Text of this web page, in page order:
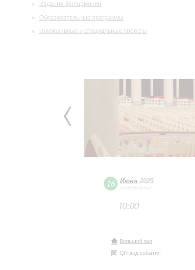
Издания филармонии
Образовательные программы
Инклюзивные и специальные проекты
16 Июня 2025
понедельник
10:00
Большой зал
QR-код события